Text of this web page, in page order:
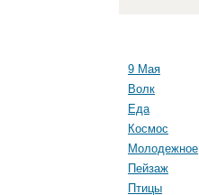
9 Мая
Волк
Еда
Космос
Молодежное
Пейзаж
Птицы